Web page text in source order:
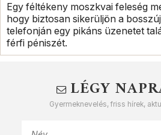
Egy féltékeny moszkvai feleség
hogy biztosan sikerüljön a
telefonján egy pikáns üzenetet
férfi péniszét.
LÉGY
Gyermeknevelés, friss hírek,